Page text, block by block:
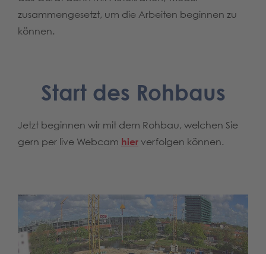
zusammengesetzt, um die Arbeiten beginnen zu
können.
Start des Rohbaus
Jetzt beginnen wir mit dem Rohbau, welchen Sie
gern per live Webcam hier verfolgen können.